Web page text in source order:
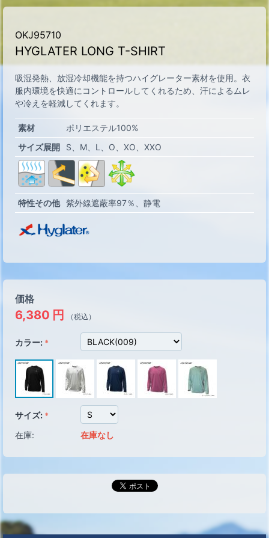
OKJ95710
HYGLATER LONG T-SHIRT
吸湿発熱、放湿冷却機能を持つハイグレーター素材を使用。衣
服内環境を快適にコントロールしてくれるため、汗によるムレ
や冷えを軽減してくれます。
素材
ポリエステル100%
サイズ展開
S M L O XO XXO
特性その他 紫外線遮蔽率97％ 静電
価格
6,380 円 （税込）
カラー:
サイズ:
在庫:
在庫なし